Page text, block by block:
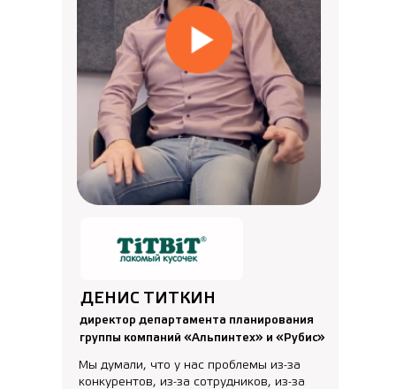
директор департамента планирования
группы компаний «Альпинтех» и «Рубис»
ДЕНИС ТИТКИН
Мы думали, что у нас проблемы из-за
конкурентов, из-за сотрудников, из-за